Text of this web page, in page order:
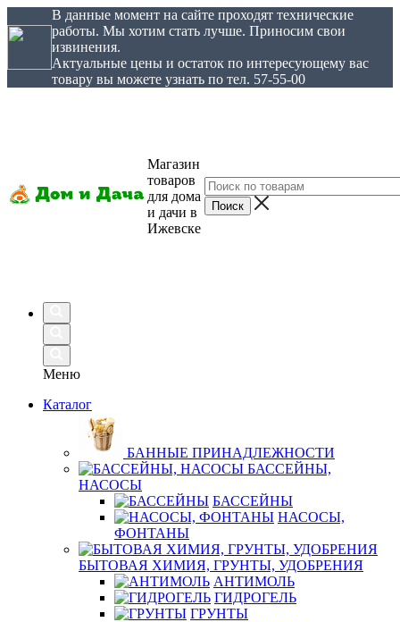
В данные момент на сайте проходят технические
работы. Мы хотим стать лучше. Приносим свои
извинения.
Актуальные цены и остаток по интересующему вас
товару вы можете узнать по тел. 57-55-00
Магазин
товаров
для дома
и дачи в
Ижевске
Меню
Каталог
БАННЫЕ ПРИНАДЛЕЖНОСТИ
БАССЕЙНЫ,
НАСОСЫ
БАССЕЙНЫ
НАСОСЫ,
ФОНТАНЫ
БЫТОВАЯ ХИМИЯ, ГРУНТЫ, УДОБРЕНИЯ
АНТИМОЛЬ
ГИДРОГЕЛЬ
ГРУНТЫ